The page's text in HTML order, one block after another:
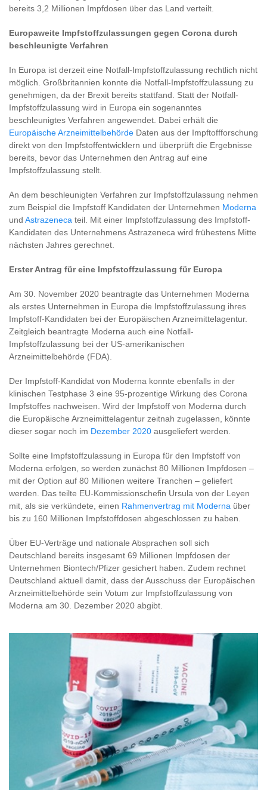
bereits 3,2 Millionen Impfdosen über das Land verteilt.
Europaweite Impfstoffzulassungen gegen Corona durch
beschleunigte Verfahren
In Europa ist derzeit eine Notfall-Impfstoffzulassung rechtlich nicht
möglich. Großbritannien konnte die Notfall-Impfstoffzulassung zu
genehmigen, da der Brexit bereits stattfand. Statt der Notfall-
Impfstoffzulassung wird in Europa ein sogenanntes
beschleunigtes Verfahren angewendet. Dabei erhält die
Europäische Arzneimittelbehörde Daten aus der Impftoffforschung
direkt von den Impfstoffentwicklern und überprüft die Ergebnisse
bereits, bevor das Unternehmen den Antrag auf eine
Impfstoffzulassung stellt.
An dem beschleunigten Verfahren zur Impfstoffzulassung nehmen
zum Beispiel die Impfstoff Kandidaten der Unternehmen Moderna
und Astrazeneca teil. Mit einer Impfstoffzulassung des Impfstoff-
Kandidaten des Unternehmens Astrazeneca wird frühestens Mitte
nächsten Jahres gerechnet.
Erster Antrag für eine Impfstoffzulassung für Europa
Am 30. November 2020 beantragte das Unternehmen Moderna
als erstes Unternehmen in Europa die Impfstoffzulassung ihres
Impfstoff-Kandidaten bei der Europäischen Arzneimittelagentur.
Zeitgleich beantragte Moderna auch eine Notfall-
Impfstoffzulassung bei der US-amerikanischen
Arzneimittelbehörde (FDA).
Der Impfstoff-Kandidat von Moderna konnte ebenfalls in der
klinischen Testphase 3 eine 95-prozentige Wirkung des Corona
Impfstoffes nachweisen. Wird der Impfstoff von Moderna durch
die Europäische Arzneimittelagentur zeitnah zugelassen, könnte
dieser sogar noch im Dezember 2020 ausgeliefert werden.
Sollte eine Impfstoffzulassung in Europa für den Impfstoff von
Moderna erfolgen, so werden zunächst 80 Millionen Impfdosen –
mit der Option auf 80 Millionen weitere Tranchen – geliefert
werden. Das teilte EU-Kommissionschefin Ursula von der Leyen
mit, als sie verkündete, einen Rahmenvertrag mit Moderna über
bis zu 160 Millionen Impfstoffdosen abgeschlossen zu haben.
Über EU-Verträge und nationale Absprachen soll sich
Deutschland bereits insgesamt 69 Millionen Impfdosen der
Unternehmen Biontech/Pfizer gesichert haben. Zudem rechnet
Deutschland aktuell damit, dass der Ausschuss der Europäischen
Arzneimittelbehörde sein Votum zur Impfstoffzulassung von
Moderna am 30. Dezember 2020 abgibt.